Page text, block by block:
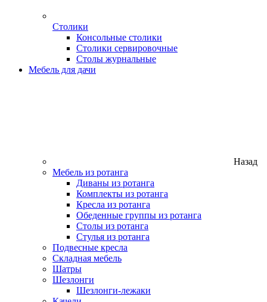
Столики
Консольные столики
Столики сервировочные
Столы журнальные
Мебель для дачи
Назад
Мебель из ротанга
Диваны из ротанга
Комплекты из ротанга
Кресла из ротанга
Обеденные группы из ротанга
Столы из ротанга
Стулья из ротанга
Подвесные кресла
Складная мебель
Шатры
Шезлонги
Шезлонги-лежаки